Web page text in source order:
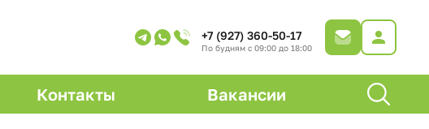
+7 (927) 360-50-17
По будням с 09:00 до 18:00
Контакты Вакансии